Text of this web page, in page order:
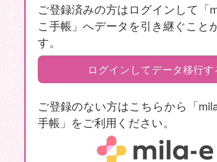
ご登録済みの方はログインして「
こ手帳」へデータを引き継ぐこと
す。
ログインしてデータ移行す
ご登録のない方はこちらから「
手帳」をご利用ください。